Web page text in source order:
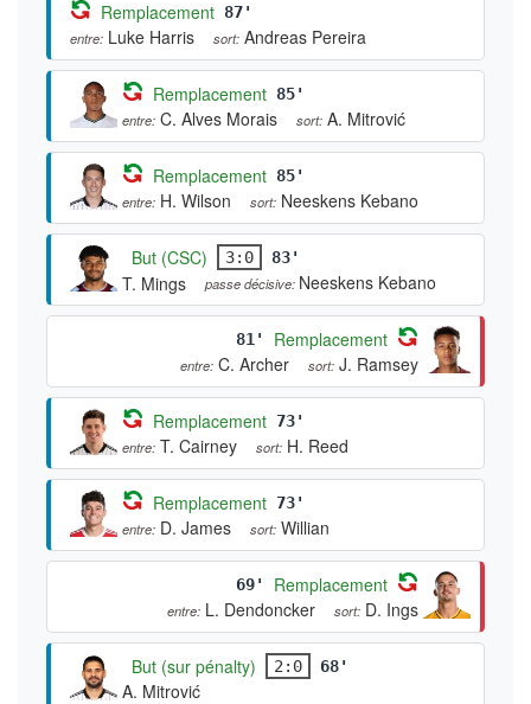
Remplacement 87'
entre: Luke Harris sort: Andreas Pereira
Remplacement 85'
entre: C. Alves Morais sort: A. Mitrović
Remplacement 85'
entre: H. Wilson sort: Neeskens Kebano
But (CSC) 3:0 83'
T. Mings passe décisive: Neeskens Kebano
81' Remplacement
entre: C. Archer sort: J. Ramsey
Remplacement 73'
entre: T. Cairney sort: H. Reed
Remplacement 73'
entre: D. James sort: Willian
69' Remplacement
entre: L. Dendoncker sort: D. Ings
But (sur pénalty) 2:0 68'
A. Mitrović